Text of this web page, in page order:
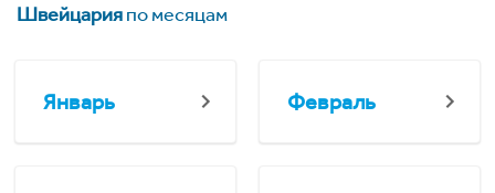
Швейцарияпо месяцам
Январь Февраль